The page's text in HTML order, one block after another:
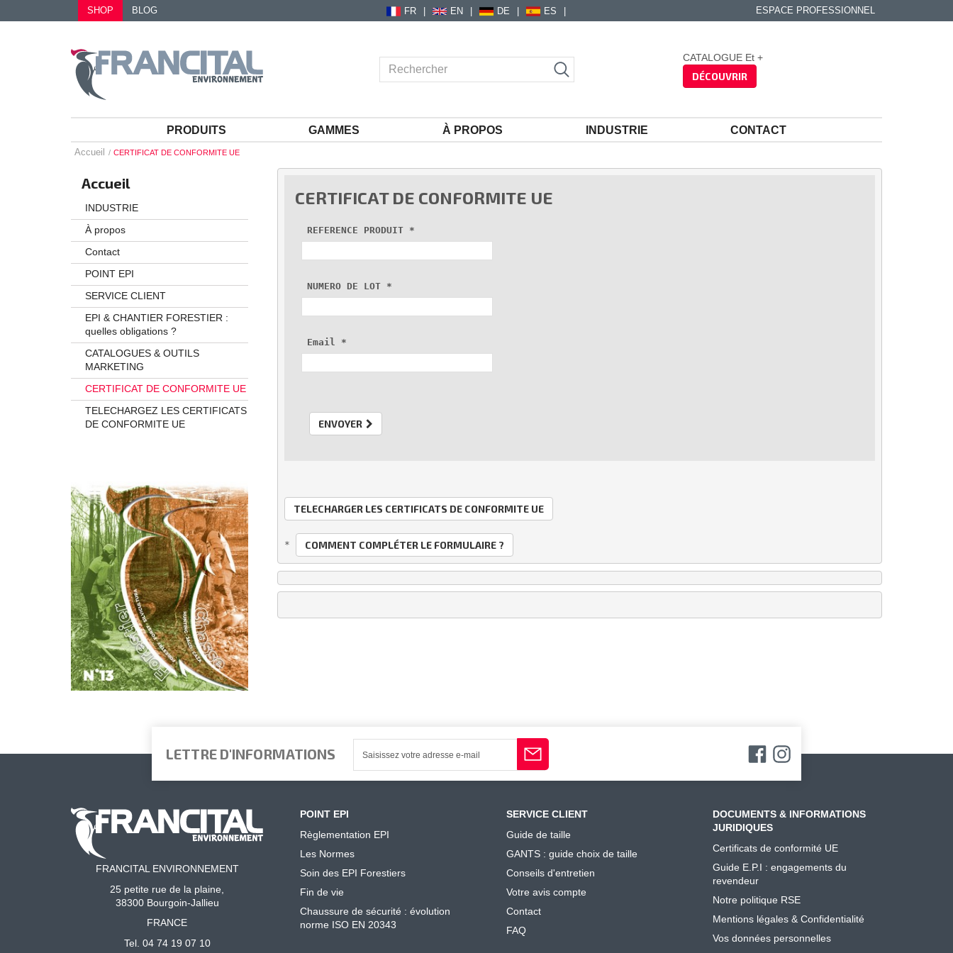
SHOP BLOG FR EN DE ES ESPACE PROFESSIONNEL
CATALOGUE Et +
DÉCOUVRIR
PRODUITS GAMMES À PROPOS INDUSTRIE CONTACT
Accueil CERTIFICAT DE CONFORMITE UE
Accueil
INDUSTRIE
À propos
Contact
POINT EPI
SERVICE CLIENT
EPI & CHANTIER FORESTIER :
quelles obligations ?
CATALOGUES & OUTILS
MARKETING
CERTIFICAT DE CONFORMITE UE
TELECHARGEZ LES CERTIFICATS
DE CONFORMITE UE
CERTIFICAT DE CONFORMITE UE
REFERENCE PRODUIT *
NUMERO DE LOT *
Email *
ENVOYER
TELECHARGER LES CERTIFICATS DE CONFORMITE UE
* COMMENT COMPLÉTER LE FORMULAIRE ?
LETTRE D'INFORMATIONS
FRANCITAL ENVIRONNEMENT
25 petite rue de la plaine,
38300 Bourgoin-Jallieu
FRANCE
Tel. 04 74 19 07 10
POINT EPI
Règlementation EPI
Les Normes
Soin des EPI Forestiers
Fin de vie
Chaussure de sécurité : évolution
norme ISO EN 20343
SERVICE CLIENT
Guide de taille
GANTS : guide choix de taille
Conseils d'entretien
Votre avis compte
Contact
FAQ
DOCUMENTS & INFORMATIONS
JURIDIQUES
Certificats de conformité UE
Guide E.P.I : engagements du
revendeur
Notre politique RSE
Mentions légales & Confidentialité
Vos données personnelles